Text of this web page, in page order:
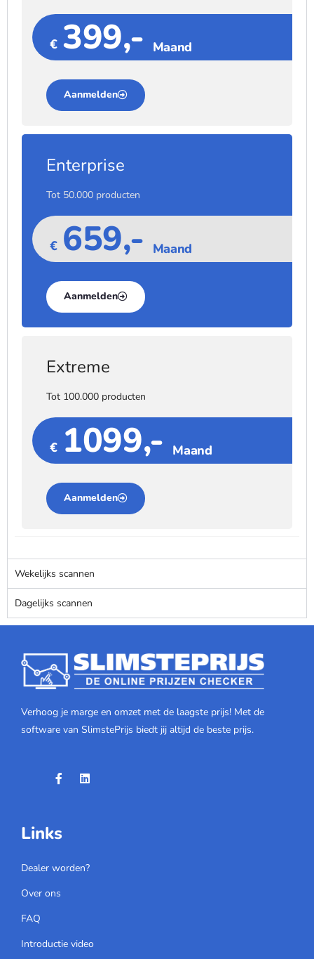
€ 399,- Maand
Aanmelden
Enterprise
Tot 50.000 producten
€ 659,- Maand
Aanmelden
Extreme
Tot 100.000 producten
€ 1099,- Maand
Aanmelden
Wekelijks scannen
Dagelijks scannen
Verhoog je marge en omzet met de laagste prijs! Met de
software van SlimstePrijs biedt jij altijd de beste prijs.
Links
Dealer worden?
Over ons
FAQ
Introductie video